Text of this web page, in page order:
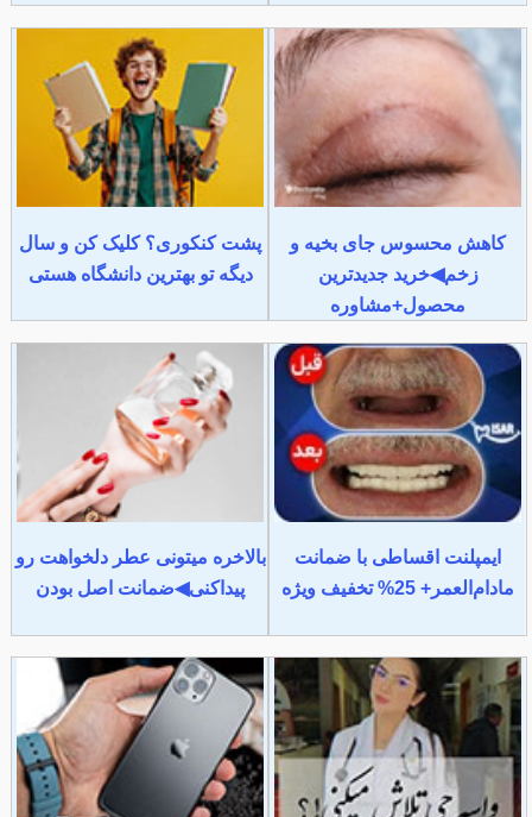
کاهش محسوس جای بخیه و
زخم◀خرید جدیدترین
محصول+مشاوره
پشت کنکوری؟ کلیک کن و سال
دیگه تو بهترین دانشگاه هستی
ایمپلنت اقساطی با ضمانت
مادام‌العمر+ 25% تخفیف ویژه
بالاخره میتونی عطر دلخواهت رو
پیداکنی◀ضمانت اصل بودن